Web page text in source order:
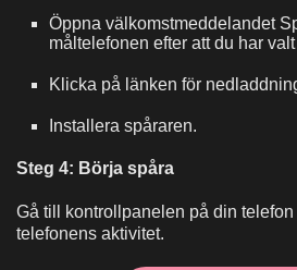
Öppna välkomstmeddelandet
måltelefonen efter att du har
Klicka på länken för
Installera spåraren.
Steg 4: Börja spåra
Gå till kontrollpanelen på din telefon
telefonens aktivitet.